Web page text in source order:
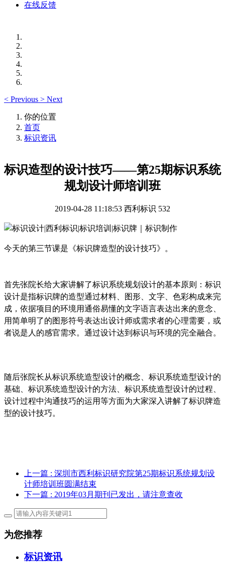
在线反馈
< Previous > Next
你的位置
首页
标识资讯
标识造型的设计技巧——第25期标识系统
规划设计师培训班
2019-04-28 11:18:53 西利标识 532
今天的第三节课是《标识牌造型的设计技巧》。
首先张院长给大家讲解了标识系统规划设计的基本原则：标识
设计是指标识牌的造型通过材料、图形、文字、色彩构成来完
成，依据项目的环境用通俗易懂的文字语言表达出来的意念、
用简单明了的图形符号表达出设计师或需求者的心理需要，或
者说是人的感官需求。通过设计达到标识与环境的完全融合。
随后张院长从标识系统造型设计的概念、标识系统造型设计的
基础、标识系统造型设计的方法、标识系统造型设计的过程、
设计过程中沟通技巧的运用等方面为大家深入讲解了标识牌造
型的设计技巧。
上一篇 : 深圳市西利标识研究院第25期标识系统规划设
计师培训班圆满结束
下一篇 : 2019年03月期刊已发出，请注意查收
为您推荐
标识资讯